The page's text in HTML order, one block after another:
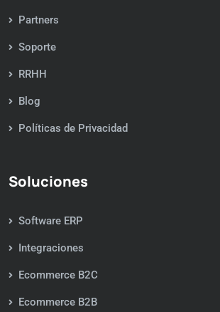
Partners
Soporte
RRHH
Blog
Políticas de Privacidad
Soluciones
Software ERP
Integraciones
Ecommerce B2C
Ecommerce B2B